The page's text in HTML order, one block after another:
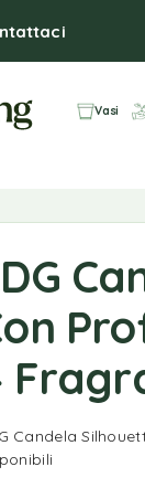
Vasi
Candela